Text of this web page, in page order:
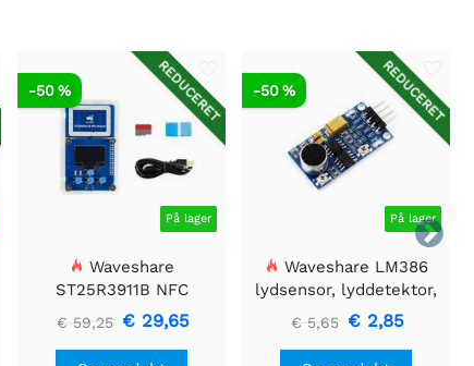

REDUCERET
På lager
-50 %
Waveshare
ST25R3911B NFC
Evalueringssæt, NFC-
læser + TF-kort + USB-
kabel
€ 59,25 € 29,65
REDUCERET
På lager
-50 %
Waveshare LM386
lydsensor, lyddetektor,
kompatibel med Arduino
€ 5,65 € 2,85